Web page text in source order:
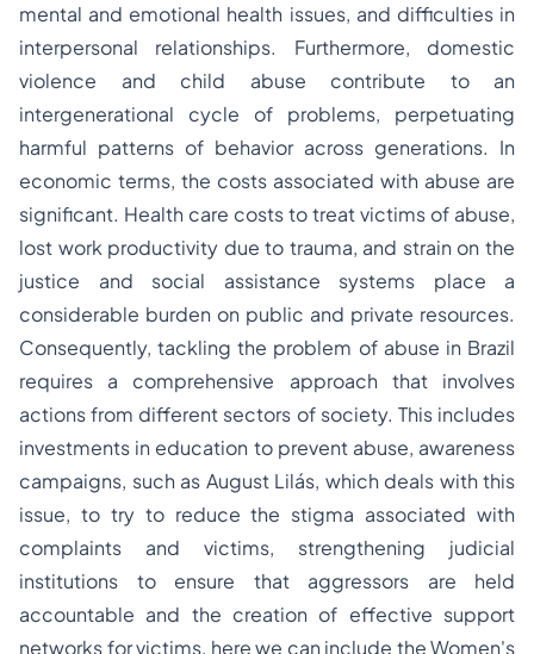
mental and emotional health issues, and difficulties in
interpersonal relationships. Furthermore, domestic
violence and child abuse contribute to an
intergenerational cycle of problems, perpetuating
harmful patterns of behavior across generations. In
economic terms, the costs associated with abuse are
significant. Health care costs to treat victims of abuse,
lost work productivity due to trauma, and strain on the
justice and social assistance systems place a
considerable burden on public and private resources.
Consequently, tackling the problem of abuse in Brazil
requires a comprehensive approach that involves
actions from different sectors of society. This includes
investments in education to prevent abuse, awareness
campaigns, such as August Lilás, which deals with this
issue, to try to reduce the stigma associated with
complaints and victims, strengthening judicial
institutions to ensure that aggressors are held
accountable and the creation of effective support
networks for victims, here we can include the Women's